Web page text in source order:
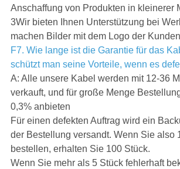
Anschaffung von Produkten in kleinerer
3Wir bieten Ihnen Unterstützung bei
machen Bilder mit dem Logo der
F7. Wie lange ist die Garantie für das
schützt man seine Vorteile, wenn es
A: Alle unsere Kabel werden mit 12-36
verkauft, und für große Menge
0,3% anbieten
Für einen defekten Auftrag wird ein
der Bestellung versandt. Wenn Sie also
bestellen, erhalten Sie 100 Stück.
Wenn Sie mehr als 5 Stück fehlerhaft